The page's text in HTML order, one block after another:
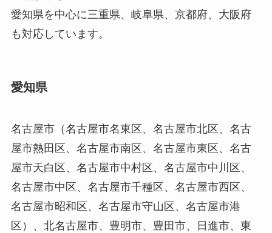
愛知県を中心に三重県、岐阜県、京都府、大阪府
も対応しています。
愛知県
名古屋市（名古屋市名東区、名古屋市北区、名古
屋市熱田区、名古屋市南区、名古屋市東区、名古
屋市天白区、名古屋市中村区、名古屋市中川区、
名古屋市中区、名古屋市千種区、名古屋市西区、
名古屋市昭和区、名古屋市守山区、名古屋市港
区）、北名古屋市、豊明市、豊田市、日進市、東